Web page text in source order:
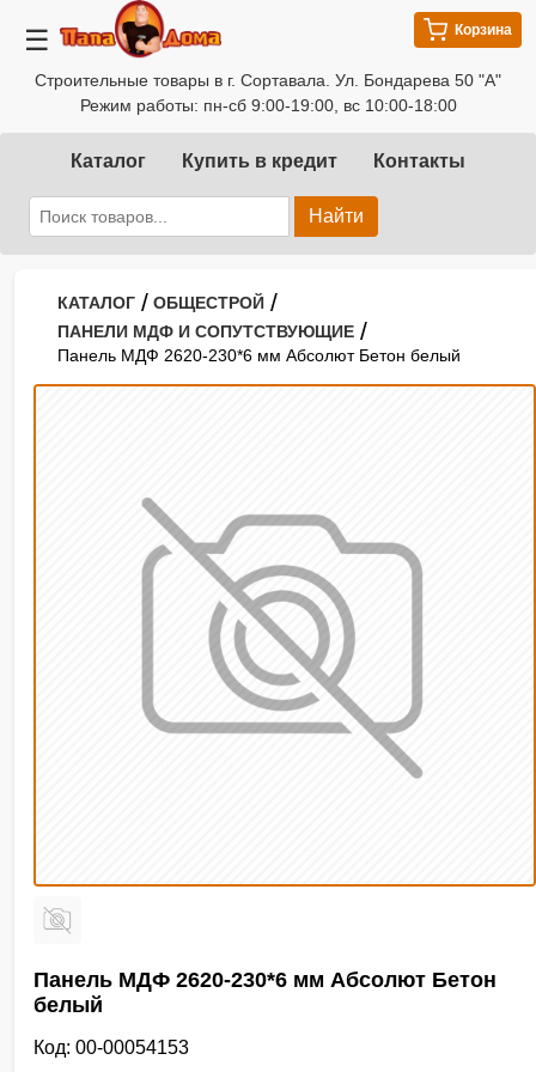
☰
Строительные товары в г. Сортавала. Ул. Бондарева 50 "А"
Режим работы: пн-сб 9:00-19:00, вс 10:00-18:00
Корзина
Каталог Купить в кредит Контакты
Найти
КАТАЛОГ / ОБЩЕСТРОЙ /
ПАНЕЛИ МДФ И СОПУТСТВУЮЩИЕ /
Панель МДФ 2620-230*6 мм Абсолют Бетон белый
Панель МДФ 2620-230*6 мм Абсолют Бетон
белый
Код: 00-00054153